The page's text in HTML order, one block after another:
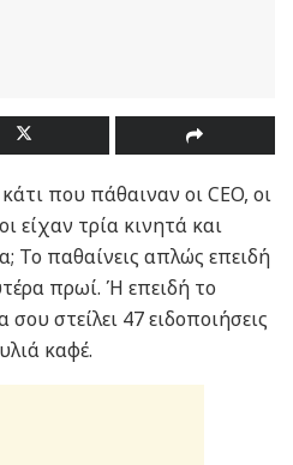
που πάθαιναν οι CEO, οι
είχαν τρία κινητά και
Το παθαίνεις απλώς επειδή
πρωί. Ή επειδή το
στείλει 47 ειδοποιήσεις
καφέ.